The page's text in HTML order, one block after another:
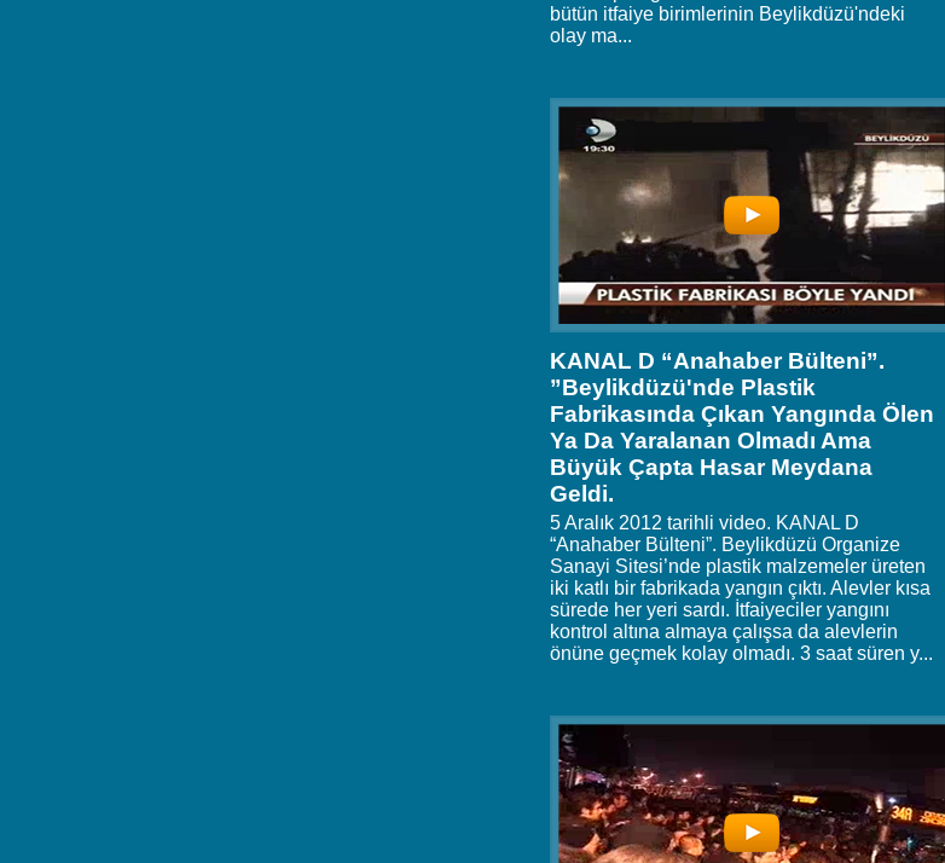
bütün itfaiye birimlerinin Beylikdüzü'ndeki
olay ma...
KANAL D “Anahaber Bülteni”.
”Beylikdüzü'nde Plastik
Fabrikasında Çıkan Yangında Ölen
Ya Da Yaralanan Olmadı Ama
Büyük Çapta Hasar Meydana
Geldi.
5 Aralık 2012 tarihli video. KANAL D
“Anahaber Bülteni”. Beylikdüzü Organize
Sanayi Sitesi’nde plastik malzemeler üreten
iki katlı bir fabrikada yangın çıktı. Alevler kısa
sürede her yeri sardı. İtfaiyeciler yangını
kontrol altına almaya çalışsa da alevlerin
önüne geçmek kolay olmadı. 3 saat süren y...